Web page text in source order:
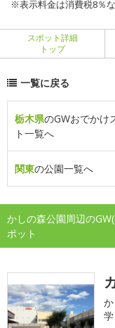
※表示料金は消費税8％
スポット詳細
トップ
一覧に戻る
栃木県のGWおでかけ
ト一覧へ
関東の公園一覧へ
かしの森公園周辺の
ポット
学